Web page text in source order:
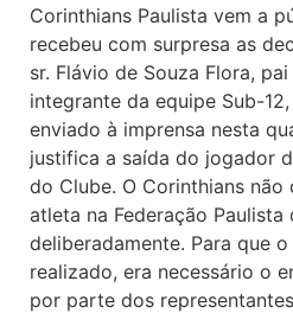
Corinthians Paulista vem a
recebeu com surpresa as
sr. Flávio de Souza Flora,
integrante da equipe Sub-
enviado à imprensa nesta
justifica a saída do jogador
do Clube. O Corinthians
atleta na Federação Paulista
deliberadamente. Para que
realizado, era necessário o
por parte dos